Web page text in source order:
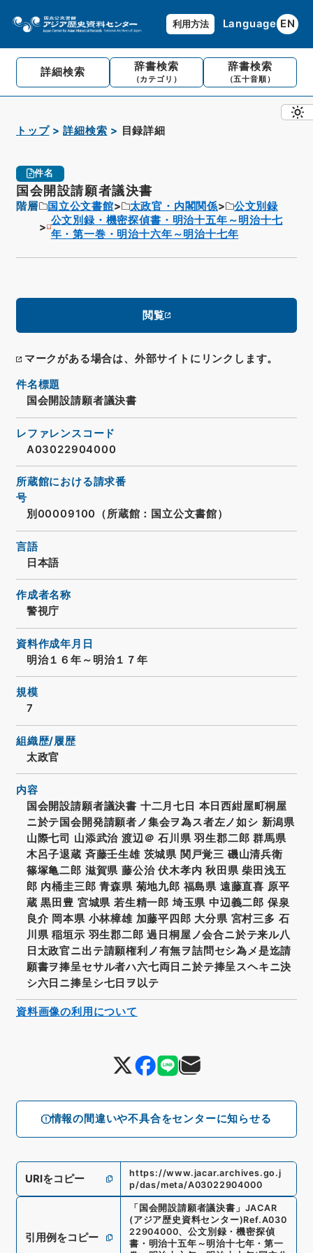
利用方法 Language EN
詳細検索 辞書検索
（カテゴリ）
辞書検索
（五十音順）
トップ 詳細検索 目録詳細
件名
国会開設請願者議決書
階層 国立公文書館 太政官・内閣関係
公文別録
公文別録・機密探偵書・明治十五年～明治十七
年・第一巻・明治十六年～明治十七年
閲覧
マークがある場合は、外部サイトにリンクします。
情報の間違いや不具合をセンターに知らせる
件名標題
国会開設請願者議決書
レファレンスコード
A03022904000
所蔵館における請求番
号
別00009100（所蔵館：国立公文書館）
言語
日本語
作成者名称
警視庁
資料作成年月日
明治１６年～明治１７年
規模
7
組織歴/履歴
太政官
内容
国会開設請願者議決書 十二月七日 本日西紺屋町桐屋
ニ於テ国会開発請願者ノ集会ヲ為ス者左ノ如シ 新潟県
山際七司 山添武治 渡辺＠ 石川県 羽生郡二郎 群馬県
木呂子退蔵 斉藤壬生雄 茨城県 関戸覚三 磯山清兵衛
篠塚亀二郎 滋賀県 藤公治 伏木孝内 秋田県 柴田浅五
郎 内桶圭三郎 青森県 菊地九郎 福島県 遠藤直喜 原平
蔵 黒田豊 宮城県 若生精一郎 埼玉県 中辺義二郎 保泉
良介 岡本県 小林樟雄 加藤平四郎 大分県 宮村三多 石
川県 稲垣示 羽生郡二郎 過日桐屋ノ会合ニ於テ来ル八
日太政官ニ出テ請願権利ノ有無ヲ詰問セシ為メ是迄請
願書ヲ捧呈セサル者ハ六七両日ニ於テ捧呈スヘキニ決
シ六日ニ捧呈シ七日ヲ以テ
URIをコピー
https://www.jacar.archives.go.j
p/das/meta/A03022904000
引用例をコピー
「 国会開設請願者議決書 」 JACAR
(アジア歴史資料センター)Ref.A030
22904000、公文別録・機密探偵
書・明治十五年～明治十七年・第一
資料画像の利用について